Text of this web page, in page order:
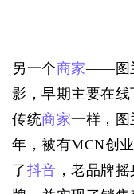
另一个商家——图
影，早期主要在
传统商家一样，
年，被有MCN创
了抖音 ，老品牌